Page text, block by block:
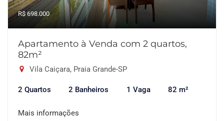
R$ 698.000
Apartamento à Venda com 2 quartos,
82m²
Vila Caiçara, Praia Grande-SP
2 Quartos 2 Banheiros 1 Vaga 82 m²
Mais informações